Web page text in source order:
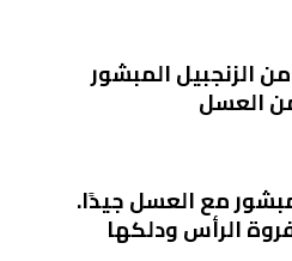
مع العسل جيدًا.
الرأس ودلكها